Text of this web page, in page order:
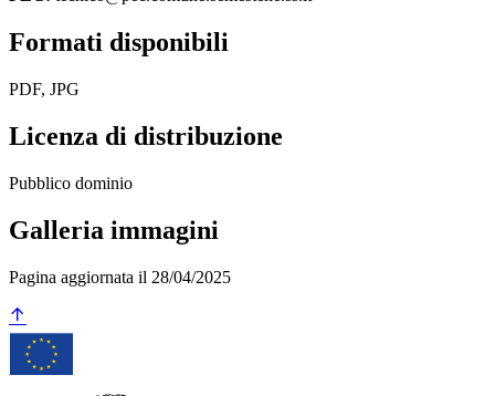
Formati disponibili
PDF, JPG
Licenza di distribuzione
Pubblico dominio
Galleria immagini
Pagina aggiornata il 28/04/2025